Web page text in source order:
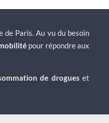
Paris. Au vu du besoin
pour répondre aux
de drogues et